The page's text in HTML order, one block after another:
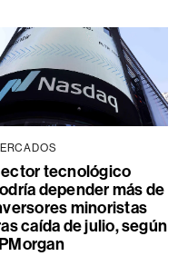
tecnológico
depender más de
minoristas
caída de julio, según